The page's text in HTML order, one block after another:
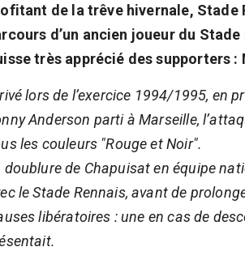
de la trêve hivernale, Stade
d’un ancien joueur du
très apprécié des supporters :
lors de l’exercice 1994/1995, en
Anderson parti à Marseille,
les couleurs "Rouge et Noir".
doublure de Chapuisat en équipe
le Stade Rennais, avant de
libératoires : une en cas de